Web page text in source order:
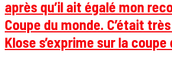
après qu’il ait égalé mon
Coupe du monde. C’était
Klose s’exprime sur la